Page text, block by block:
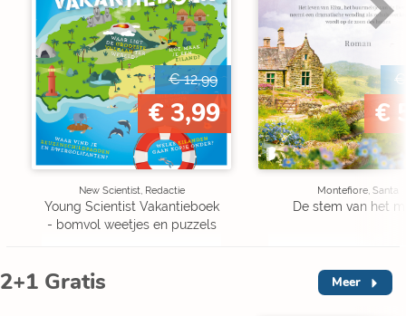
€ 12,99
€ 3,99
New Scientist, Redactie
Young Scientist Vakantieboek
- bomvol weetjes en puzzels
€
€
Montefiore, Santa
De stem van het
2+1 Gratis Meer